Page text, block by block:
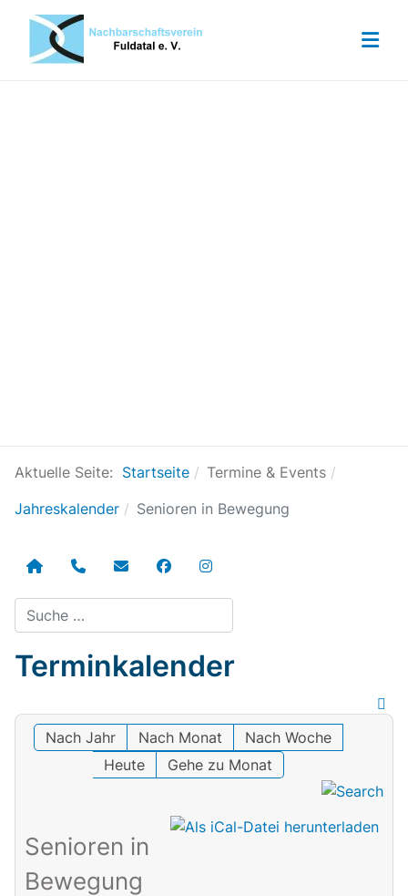
Aktuelle Seite: Startseite
Termine & Events
Jahreskalender
Senioren in Bewegung
Suchen
Terminkalender
Nach Jahr Nach Monat
Nach Woche
Heute
Gehe zu Monat
Senioren in
Bewegung